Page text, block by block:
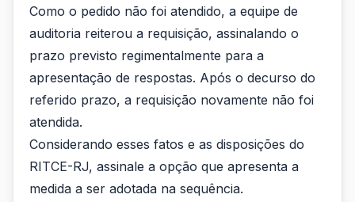
Como o pedido não foi atendido, a equipe de
auditoria reiterou a requisição, assinalando o
prazo previsto regimentalmente para a
apresentação de respostas. Após o decurso do
referido prazo, a requisição novamente não foi
atendida.
Considerando esses fatos e as disposições do
RITCE-RJ, assinale a opção que apresenta a
medida a ser adotada na sequência.